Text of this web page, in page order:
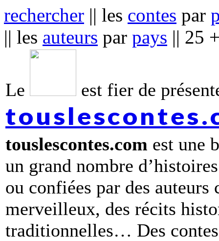
rechercher || les contes par
|| les auteurs par pays || 25
Le est fier de
touslescontes.com est une
un grand nombre
ou confiées par des
merveilleux, des récits
traditionnelles… Des